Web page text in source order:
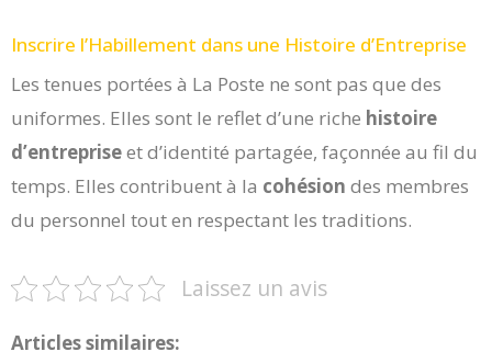
Inscrire l’Habillement dans une Histoire d’Entreprise
Les tenues portées à La Poste ne sont pas que des
uniformes. Elles sont le reflet d’une riche histoire
d’entrepriseet d’identité partagée, façonnée au fil du
temps. Elles contribuent à la cohésion des membres
du personnel tout en respectant les traditions.
Laissez un avis
Articles similaires: